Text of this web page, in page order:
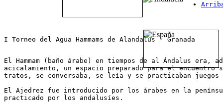
I Torneo del Agua Hammams de Alandalus - Granada
El Hammam (baño árabe) en tiempos de al Ándalus
acicalamiento, un espacio preparado para el encuentro
tratos, se conversaba, se leía y se practicaban juegos
El Ajedrez fue introducido por los árabes en la
practicado por los andalusíes.